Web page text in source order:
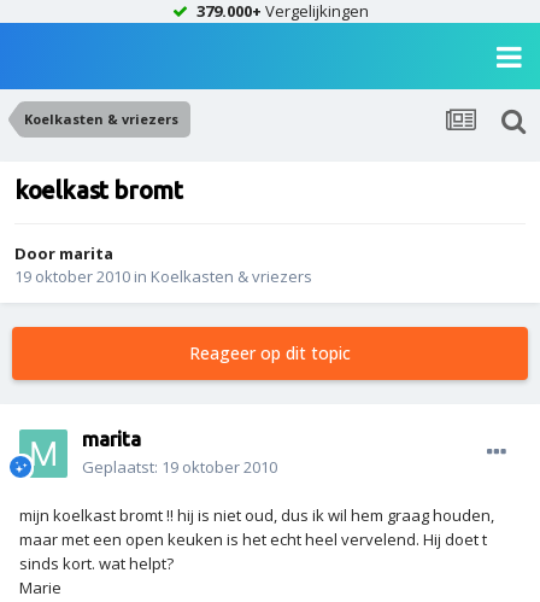
379.000+ Vergelijkingen
Koelkasten & vriezers
koelkast bromt
Door marita
19 oktober 2010 in Koelkasten & vriezers
Reageer op dit topic
marita
Geplaatst: 19 oktober 2010
mijn koelkast bromt !! hij is niet oud, dus ik wil hem graag houden,
maar met een open keuken is het echt heel vervelend. Hij doet t
sinds kort. wat helpt?
Marie